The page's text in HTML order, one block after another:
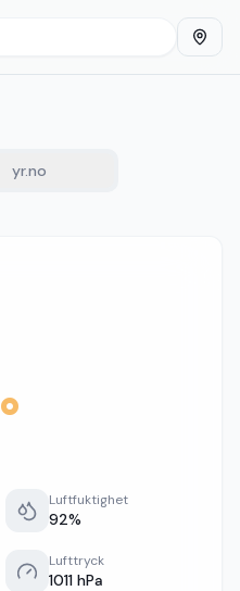
yr.no
°
Luftfuktighet
92%
Lufttryck
1011 hPa